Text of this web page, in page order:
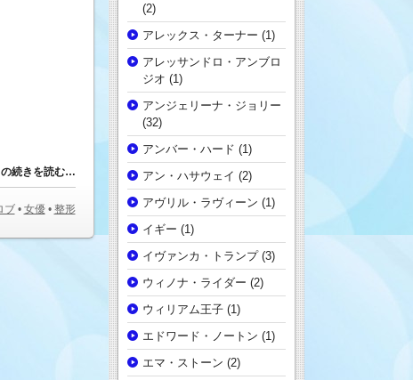
の続きを読む…
ブ• 女優• 整形
(2)
アレックス・ターナー (1)
アレッサンドロ・アンブロ
ジオ (1)
アンジェリーナ・ジョリー
(32)
アンバー・ハード (1)
アン・ハサウェイ (2)
アヴリル・ラヴィーン (1)
イギー (1)
イヴァンカ・トランプ(3)
ウィノナ・ライダー (2)
ウィリアム王子 (1)
エドワード・ノートン (1)
エマ・ストーン (2)